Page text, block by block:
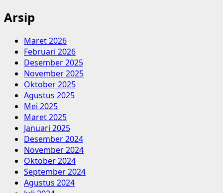
Arsip
Maret 2026
Februari 2026
Desember 2025
November 2025
Oktober 2025
Agustus 2025
Mei 2025
Maret 2025
Januari 2025
Desember 2024
November 2024
Oktober 2024
September 2024
Agustus 2024